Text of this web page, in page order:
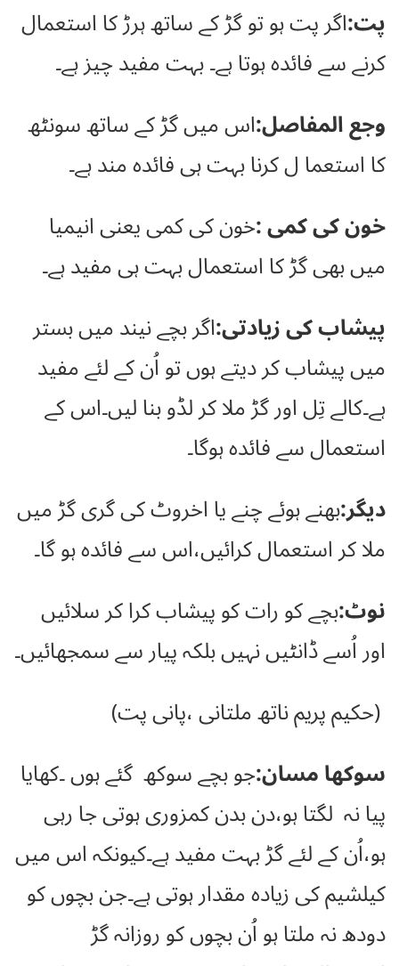
پت:اگر پت ہو تو گڑ کے ساتھ ہرڑ کا استعمال
کرنے سے فائدہ ہوتا ہے۔ بہت مفید چیز ہے۔
وجع المفاصل:اس میں گڑ کے ساتھ سونٹھ
کا استعما ل کرنا بہت ہی فائدہ مند ہے۔
خون کی کمی :خون کی کمی یعنی انیمیا
میں بھی گڑ کا استعمال بہت ہی مفید ہے۔
پیشاب کی زیادتی:اگر بچے نیند میں بستر
میں پیشاب کر دیتے ہوں تو اُن کے لئے مفید
ہے۔کالے تِل اور گڑ ملا کر لڈو بنا لیں۔اس کے
استعمال سے فائدہ ہوگا۔
دیگر:بھنے ہوئے چنے یا اخروٹ کی گری گڑ میں
ملا کر استعمال کرائیں،اس سے فائدہ ہو گا۔
نوٹ:بچے کو رات کو پیشاب کرا کر سلائیں
اور اُسے ڈانٹیں نہیں بلکہ پیار سے سمجھائیں۔
(حکیم پریم ناتھ ملتانی ،پانی پت)
سوکھا مسان:جو بچے سوکھ گئے ہوں ۔کھایا
پیا نہ لگتا ہو،دن بدن کمزوری ہوتی جا رہی
ہو،اُن کے لئے گڑ بہت مفید ہے۔کیونکہ اس میں
کیلشیم کی زیادہ مقدار ہوتی ہے۔جن بچوں کو
دودھ نہ ملتا ہو اُن بچوں کو روزانہ گڑ